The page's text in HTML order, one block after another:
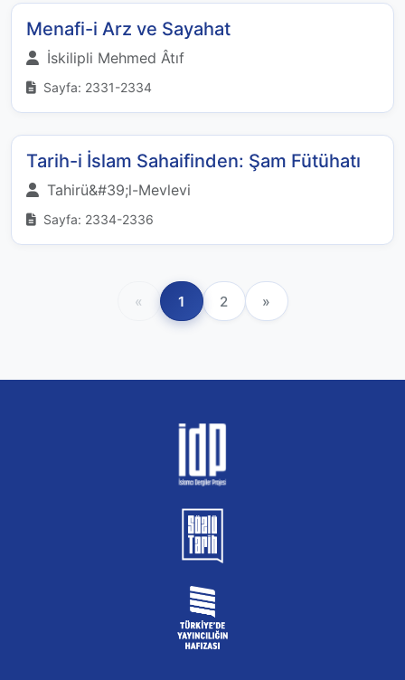
Menafi-i Arz ve Sayahat
İskilipli Mehmed Âtıf
Sayfa: 2331-2334
Tarih-i İslam Sahaifinden: Şam Fütühatı
Tahirü&#39;l-Mevlevi
Sayfa: 2334-2336
« 1 2 »